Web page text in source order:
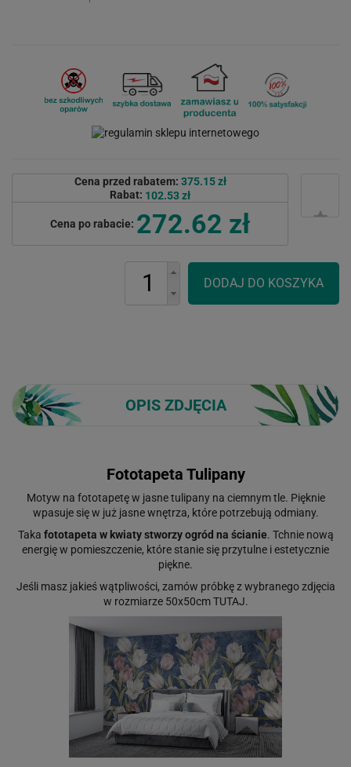
Cena przed rabatem: 375.15 zł
Rabat: 102.53 zł
Cena po rabacie: 272.62 zł
OPIS ZDJĘCIA
Fototapeta Tulipany
Motyw na fototapetę w jasne tulipany na ciemnym tle. Pięknie
wpasuje się w już jasne wnętrza, które potrzebują odmiany.
Taka fototapeta w kwiaty stworzy ogród na ścianie. Tchnie nową
energię w pomieszczenie, które stanie się przytulne i estetycznie
piękne.
Jeśli masz jakieś wątpliwości, zamów próbkę z wybranego zdjęcia
w rozmiarze 50x50cmTUTAJ.